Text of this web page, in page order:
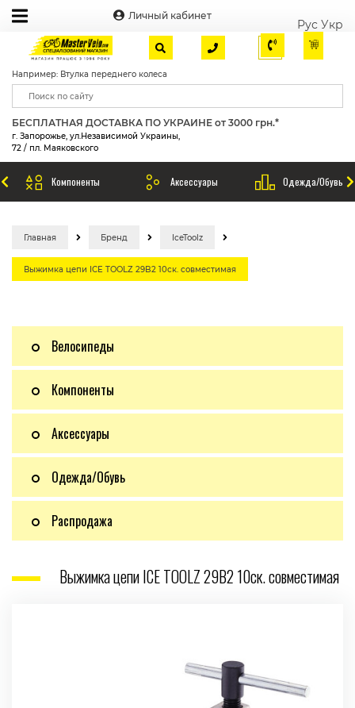
Личный кабинет
Рус Укр
Например: Втулка переднего колеса
БЕСПЛАТНАЯ ДОСТАВКА ПО УКРАИНЕ от 3000 грн.*
г. Запорожье, ул.Независимой Украины,
72 / пл. Маяковского
Компоненты Аксессуары Одежда/Обувь
Главная Бренд IceToolz
Выжимка цепи ICE TOOLZ 29B2 10ск. совместимая
Велосипеды
Компоненты
Аксессуары
Одежда/Обувь
Распродажа
Выжимка цепи ICE TOOLZ 29B2 10ск. совместимая